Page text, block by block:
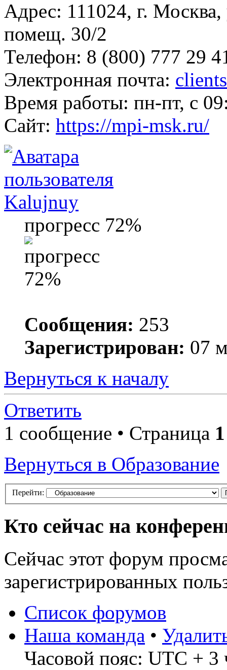
Адрес: 111024, г.
помещ. 30/2
Телефон: 8 (800) 777 29
Электронная почта:
Время работы: пн-пт, с
Сайт: https://mpi-msk.ru/
Kalujnuy
прогресс 72%
Сообщения: 253
Зарегистрирован: 07
Вернуться к началу
Ответить
1 сообщение • Страница 1
Вернуться в Образование
Перейти:
Кто сейчас на
Сейчас этот форум
зарегистрированных
Список форумов
Наша команда •
Часовой пояс: UTC + 3